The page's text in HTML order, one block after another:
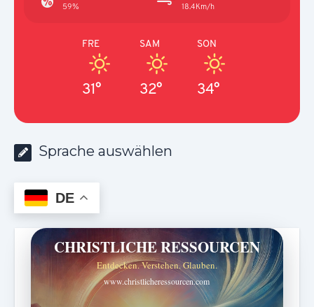
59% 18.4Km/h
FRE
31°
SAM
32°
SON
34°
Sprache auswählen
DE
CHRISTLICHE RESSOURCEN
Entdecken. Verstehen. Glauben.
www.christlicheressourcen.com